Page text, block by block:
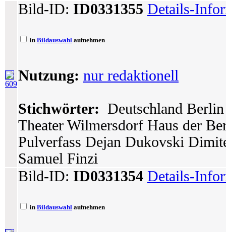
609
Bild-ID: ID0331355 Details-
in Bildauswahl aufnehmen
Nutzung: nur redaktionell
Stichwörter: Deutschland
Theater Wilmersdorf Haus der
Pulverfass Dejan Dukovski
Samuel Finzi
Bild-ID: ID0331354 Details-
in Bildauswahl aufnehmen